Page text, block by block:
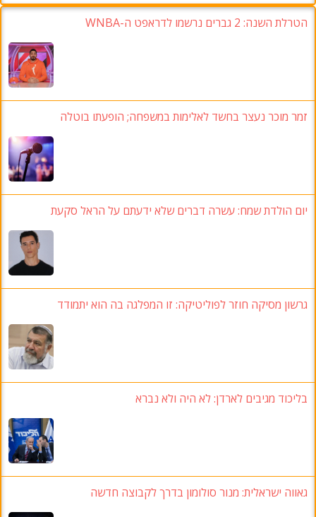
הטרלת השנה: 2 גברים נרשמו לדראפט ה-WNBA
זמר מוכר נעצר בחשד לאלימות במשפחה; הופעתו בוטלה
יום הולדת שמח: עשרה דברים שלא ידעתם על הראל סקעת
גרשון מסיקה חוזר לפוליטיקה: זו המפלגה בה הוא יתמודד
בליכוד מגיבים לארדן: לא היה ולא נברא
גאווה ישראלית: מנור סולומון בדרך לקבוצה חדשה